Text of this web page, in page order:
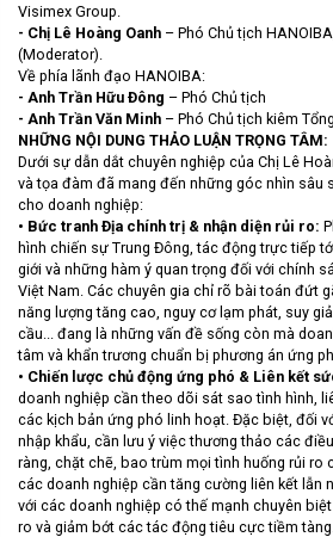
Visimex Group.
- Chị Lê Hoàng Oanh – Phó Chủ tịch
(Moderator).
Về phía lãnh đạo HANOIBA:
- Anh Trần Hữu Đông – Phó Chủ tịch
- Anh Trần Văn Minh – Phó Chủ tịch kiêm
NHỮNG NỘI DUNG THẢO LUẬN TRỌNG TÂM:
Dưới sự dẫn dắt chuyên nghiệp của Chị Lê
và tọa đàm đã mang đến những góc nhìn sâu
cho doanh nghiệp:
• Bức tranh Địa chính trị & nhận diện rủi ro:
hình chiến sự Trung Đông, tác động trực tiếp
giới và những hàm ý quan trọng đối với chính
Việt Nam. Các chuyên gia chỉ rõ bài toán đứt
năng lượng tăng cao, nguy cơ lạm phát, suy
cầu... đang là những vấn đề sống còn mà
tâm và khẩn trương chuẩn bị phương án ứng
• Chiến lược chủ động ứng phó & Liên kết
doanh nghiệp cần theo dõi sát sao tình hình,
các kịch bản ứng phó linh hoạt. Đặc biệt, đối
nhập khẩu, cần lưu ý việc thương thảo các
ràng, chặt chẽ, bao trùm mọi tình huống rủi ro
các doanh nghiệp cần tăng cường liên kết lẫn
với các doanh nghiệp có thế mạnh chuyên
ro và giảm bớt các tác động tiêu cực tiềm tàng.